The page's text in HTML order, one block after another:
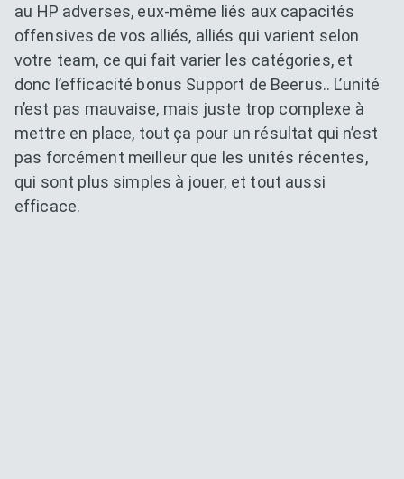
au HP adverses, eux-même liés aux capacités
offensives de vos alliés, alliés qui varient selon
votre team, ce qui fait varier les catégories, et
donc l’efficacité bonus Support de Beerus.. L’unité
n’est pas mauvaise, mais juste trop complexe à
mettre en place, tout ça pour un résultat qui n’est
pas forcément meilleur que les unités récentes,
qui sont plus simples à jouer, et tout aussi
efficace.